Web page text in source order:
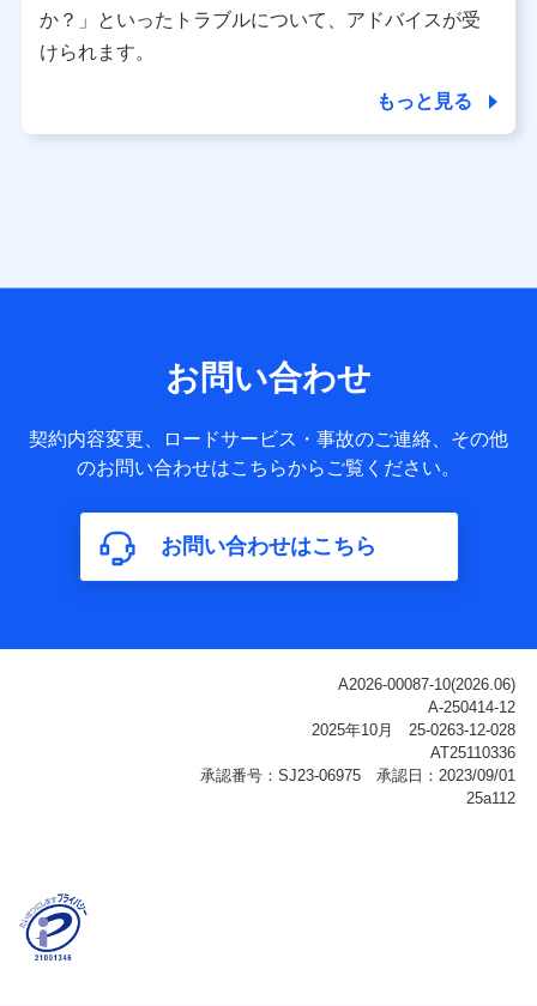
※ dポイントクラブ会員ではないお客さま（2019年12月11
日以降、一度もdポイントクラブ会員であったことがないお
個人データは、こちら の利用目的の範囲内に限って共同利
用します。
サービス提供等を通じて取得した、以下の情報などの個人デ
基本情報
氏名、電話番号、メールアドレス、お客さまの識別子、
属性、連絡先、dポイントサービスのご利用に関する情
構成、住所、dポイント残高、dポイント利用履歴などが
含まれます。
利用情報
ご契約状態・ご利用履歴インターネット利用時の行動に
関する情報、アプリケーション利用時の行動に関する情
報、購入されたサービスや商品の名称・購入場所・決済
に関する情報、アンケートの回答に関する情報などが含
名、住所、生年月日、性別、保険契約者と被保険者の関
係、保険加入の目的、保険商品の内容、保険料、保険料
のお支払方法、車のメーカーや走行距離などの情報、建
か？」といったトラブルについて、アドバイスが受
けられます。
もっと見る
お問い合わせ
契約内容変更、ロードサービス・事故のご連絡、その他
のお問い合わせはこちらからご覧ください。
お問い合わせはこちら